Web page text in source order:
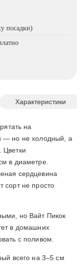
посадки)
Характеристики
на
— но не холодный, а
в диаметре.
сердцевина
сорт не просто
но Вайт Пикок
в домашних
с поливом.
всего на 3–5 см